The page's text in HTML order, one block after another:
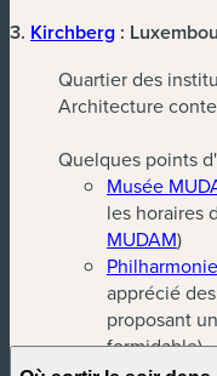
3. Kirchberg :
Quartier des
Architecture
Quelques points
Musée
les horaires
MUDAM)
Philharmonie
apprécié
proposant
formidable)